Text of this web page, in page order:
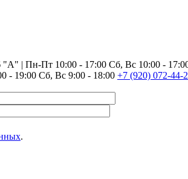
"А" | Пн-Пт 10:00 - 17:00 Сб, Вс 10:00 -
- 19:00 Сб, Вс 9:00 - 18:00 +7 (920) 072-44-
.